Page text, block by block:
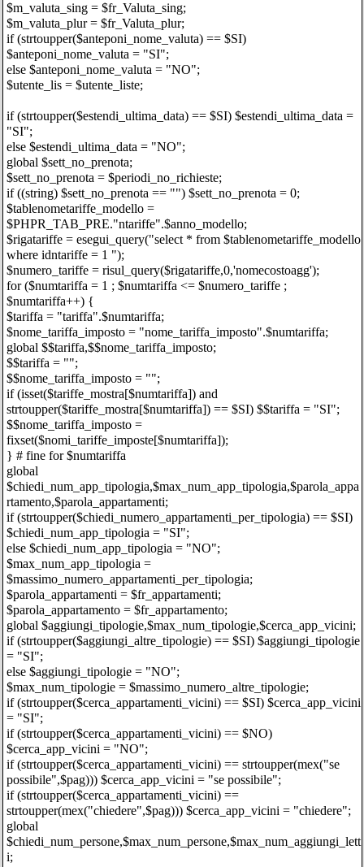
$m_valuta_sing = $fr_Valuta_sing;
$m_valuta_plur = $fr_Valuta_plur;
if (strtoupper($anteponi_nome_valuta) == $SI)
$anteponi_nome_valuta = "SI";
else $anteponi_nome_valuta = "NO";
$utente_lis = $utente_liste;
if (strtoupper($estendi_ultima_data) == $SI) $estendi_ultima_data =
"SI";
else $estendi_ultima_data = "NO";
global $sett_no_prenota;
$sett_no_prenota = $periodi_no_richieste;
if ((string) $sett_no_prenota == "") $sett_no_prenota = 0;
$tablenometariffe_modello =
$PHPR_TAB_PRE."ntariffe".$anno_modello;
$rigatariffe = esegui_query("select * from $tablenometariffe_modello
where idntariffe = 1 ");
$numero_tariffe = risul_query($rigatariffe,0,'nomecostoagg');
for ($numtariffa = 1 ; $numtariffa <= $numero_tariffe ;
$numtariffa++) {
$tariffa = "tariffa".$numtariffa;
$nome_tariffa_imposto = "nome_tariffa_imposto".$numtariffa;
global $$tariffa,$$nome_tariffa_imposto;
$$tariffa = "";
$$nome_tariffa_imposto = "";
if (isset($tariffe_mostra[$numtariffa]) and
strtoupper($tariffe_mostra[$numtariffa]) == $SI) $$tariffa = "SI";
$$nome_tariffa_imposto =
fixset($nomi_tariffe_imposte[$numtariffa]);
} # fine for $numtariffa
global
$chiedi_num_app_tipologia,$max_num_app_tipologia,$parola_appa
rtamento,$parola_appartamenti;
if (strtoupper($chiedi_numero_appartamenti_per_tipologia) == $SI)
$chiedi_num_app_tipologia = "SI";
else $chiedi_num_app_tipologia = "NO";
$max_num_app_tipologia =
$massimo_numero_appartamenti_per_tipologia;
$parola_appartamenti = $fr_appartamenti;
$parola_appartamento = $fr_appartamento;
global $aggiungi_tipologie,$max_num_tipologie,$cerca_app_vicini;
if (strtoupper($aggiungi_altre_tipologie) == $SI) $aggiungi_tipologie
= "SI";
else $aggiungi_tipologie = "NO";
$max_num_tipologie = $massimo_numero_altre_tipologie;
if (strtoupper($cerca_appartamenti_vicini) == $SI) $cerca_app_vicini
= "SI";
if (strtoupper($cerca_appartamenti_vicini) == $NO)
$cerca_app_vicini = "NO";
if (strtoupper($cerca_appartamenti_vicini) == strtoupper(mex("se
possibile",$pag))) $cerca_app_vicini = "se possibile";
if (strtoupper($cerca_appartamenti_vicini) ==
strtoupper(mex("chiedere",$pag))) $cerca_app_vicini = "chiedere";
global
$chiedi_num_persone,$max_num_persone,$max_num_aggiungi_lett
i;